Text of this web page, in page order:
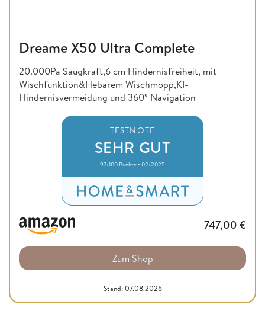
Dreame X50 Ultra Complete
20.000Pa Saugkraft,6 cm Hindernisfreiheit, mit
Wischfunktion&Hebarem Wischmopp,KI-
Hindernisvermeidung und 360° Navigation
TESTNOTE
SEHR GUT
97/100 Punkte • 02/2025
747,00 €
Zum Shop
Stand: 07.08.2026